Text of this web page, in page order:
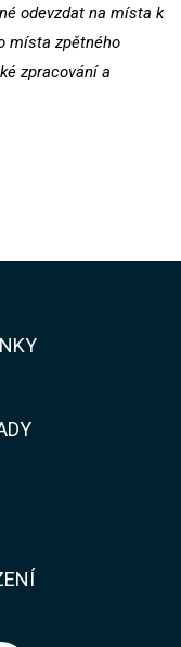
odevzdat na místa k
místa zpětného
zpracování a